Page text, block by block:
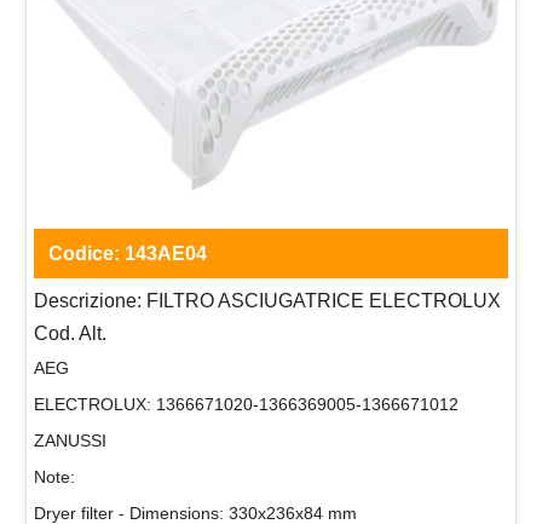
Codice: 143AE04
Descrizione: FILTRO ASCIUGATRICE ELECTROLUX
Cod. Alt.
AEG
ELECTROLUX: 1366671020-1366369005-1366671012
ZANUSSI
Note:
Dryer filter - Dimensions: 330x236x84 mm